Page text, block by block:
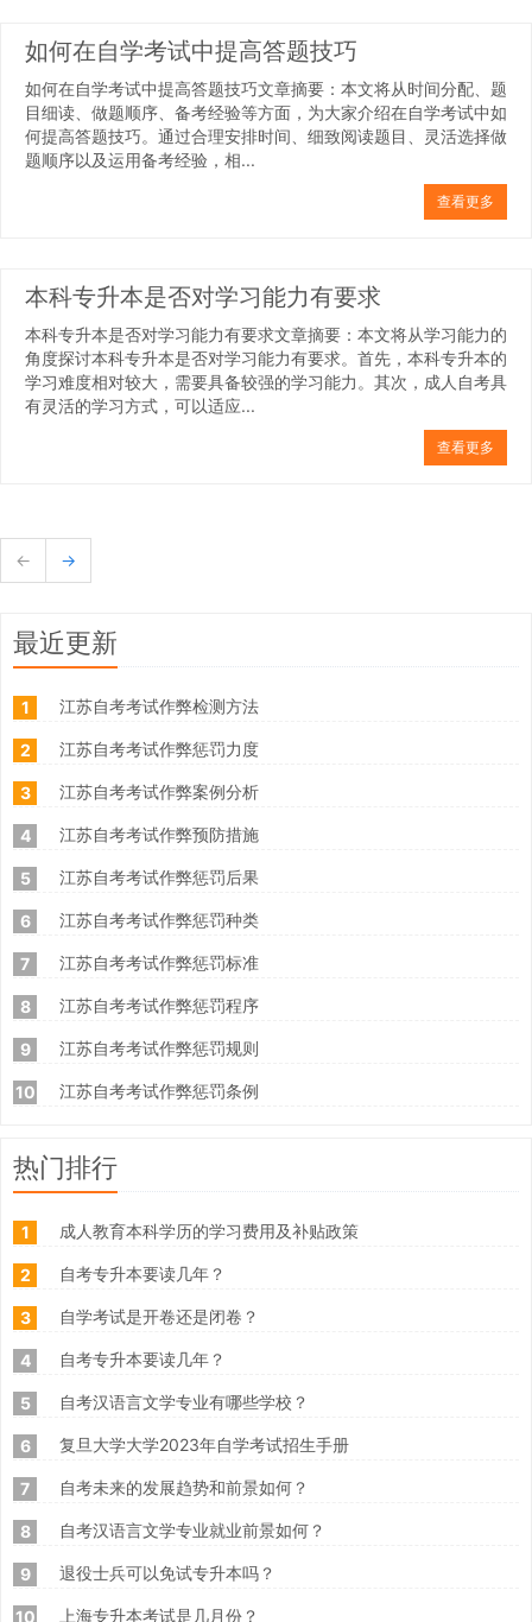
如何在自学考试中提高答题技巧
如何在自学考试中提高答题技巧文章摘要：本文将从时间分配、题
目细读、做题顺序、备考经验等方面，为大家介绍在自学考试中如
何提高答题技巧。通过合理安排时间、细致阅读题目、灵活选择做
题顺序以及运用备考经验，相...
查看更多
本科专升本是否对学习能力有要求
本科专升本是否对学习能力有要求文章摘要：本文将从学习能力的
角度探讨本科专升本是否对学习能力有要求。首先，本科专升本的
学习难度相对较大，需要具备较强的学习能力。其次，成人自考具
有灵活的学习方式，可以适应...
查看更多
← →
最近更新
1 江苏自考考试作弊检测方法
2 江苏自考考试作弊惩罚力度
3 江苏自考考试作弊案例分析
4 江苏自考考试作弊预防措施
5 江苏自考考试作弊惩罚后果
6 江苏自考考试作弊惩罚种类
7 江苏自考考试作弊惩罚标准
8 江苏自考考试作弊惩罚程序
9 江苏自考考试作弊惩罚规则
10 江苏自考考试作弊惩罚条例
热门排行
1 成人教育本科学历的学习费用及补贴政策
2 自考专升本要读几年？
3 自学考试是开卷还是闭卷？
4 自考专升本要读几年？
5 自考汉语言文学专业有哪些学校？
6 复旦大学大学2023年自学考试招生手册
7 自考未来的发展趋势和前景如何？
8 自考汉语言文学专业就业前景如何？
9 退役士兵可以免试专升本吗？
10 上海专升本考试是几月份？